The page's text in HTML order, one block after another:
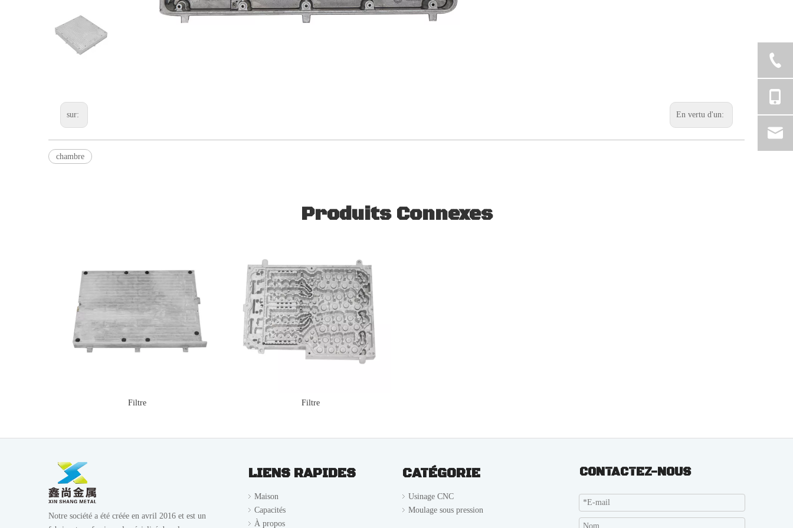
sur: En vertu d'un:
chambre
Produits Connexes
Filtre Filtre
Notre société a été créée en avril 2016 et est un
LIENS RAPIDES
Maison
Capacités
À propos
CATÉGORIE
Usinage CNC
Moulage sous pression
CONTACTEZ-NOUS